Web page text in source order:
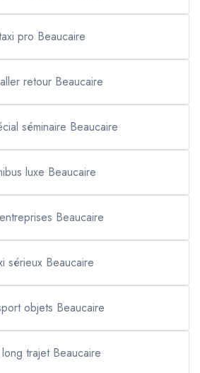
pro Beaucaire
retour Beaucaire
séminaire Beaucaire
luxe Beaucaire
Beaucaire
sérieux Beaucaire
objets Beaucaire
trajet Beaucaire